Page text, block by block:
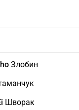
Злобин
Шворак